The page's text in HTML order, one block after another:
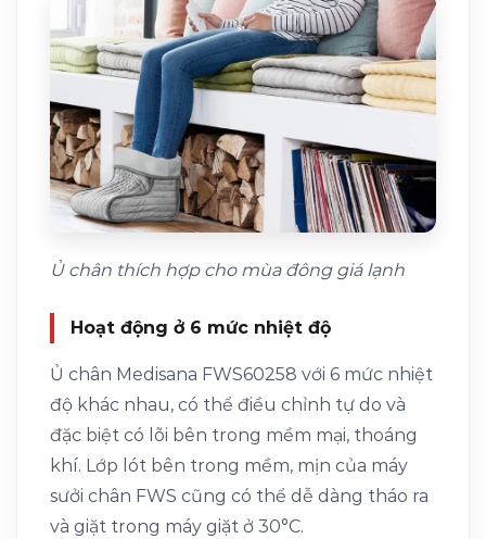
Ủ chân thích hợp cho mùa đông giá lạnh
Hoạt động ở 6 mức nhiệt độ
Ủ chân Medisana FWS60258 với 6 mức nhiệt
độ khác nhau, có thể điều chỉnh tự do và
đặc biệt có lõi bên trong mềm mại, thoáng
khí. Lớp lót bên trong mềm, mịn của máy
sưởi chân FWS cũng có thể dễ dàng tháo ra
và giặt trong máy giặt ở 30°C.